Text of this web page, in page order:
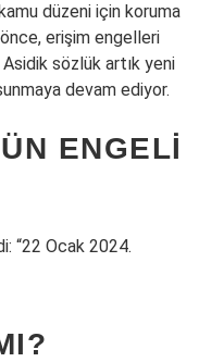
düzeni için koruma
erişim engelleri
sözlük artık yeni
devam ediyor.
ENGELI
“22 Ocak 2024.